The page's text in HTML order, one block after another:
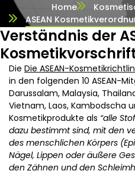
Home
ASEAN
Verständnis der
Die Die ASEAN-
in den folgenden 10 ASEAN-
Darussalam, Malaysia,
Vietnam, Laos, Kambodscha
Kosmetikprodukte als “alle
dazu bestimmt sind, mit den
des menschlichen Körpers
Nägel, Lippen oder äußere
den Zähnen und den